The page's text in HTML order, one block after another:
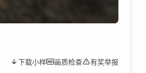
下载小样 画质检查 有奖举报